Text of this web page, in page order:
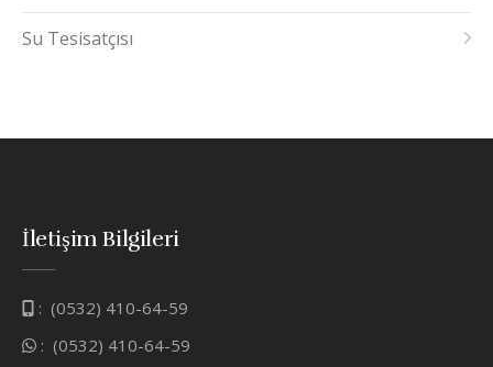
Su Tesisatçısı
İletişim Bilgileri
: (0532) 410-64-59
: (0532) 410-64-59